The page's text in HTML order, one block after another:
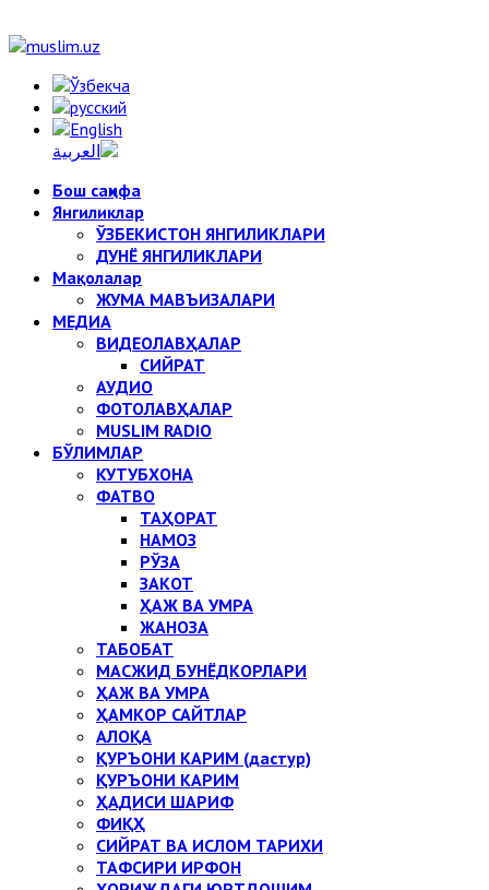
Бош саҳифа
Янгиликлар
ЎЗБЕКИСТОН ЯНГИЛИКЛАРИ
ДУНЁ ЯНГИЛИКЛАРИ
Мақолалар
ЖУМА МАВЪИЗАЛАРИ
МЕДИА
ВИДЕОЛАВҲАЛАР
СИЙРАТ
АУДИО
ФОТОЛАВҲАЛАР
MUSLIM RADIO
БЎЛИМЛАР
КУТУБХОНА
ФАТВО
ТАҲОРАТ
НАМОЗ
РЎЗА
ЗАКОТ
ҲАЖ ВА УМРА
ЖАНОЗА
ТАБОБАТ
МАСЖИД БУНЁДКОРЛАРИ
ҲАЖ ВА УМРА
ҲАМКОР САЙТЛАР
АЛОҚА
ҚУРЪОНИ КАРИМ (дастур)
ҚУРЪОНИ КАРИМ
ҲАДИСИ ШАРИФ
ФИҚҲ
СИЙРАТ ВА ИСЛОМ ТАРИХИ
ТАФСИРИ ИРФОН